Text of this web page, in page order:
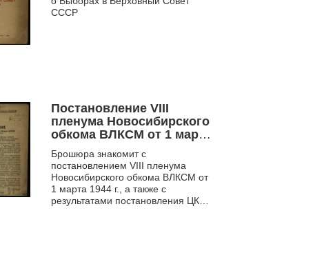
СССР
Постановление VIII
пленума Новосибирского
обкома ВЛКСМ от 1 марта
1944 г. О постановлении
ЦК ВЛКСМ по отчету
Новосибирского обкома
комсомола и задачах
областной
Брошюра знакомит с
постановлением VIII пленума
Новосибирского обкома ВЛКСМ от
1 марта 1944 г., а также с
результатами постановления ЦК